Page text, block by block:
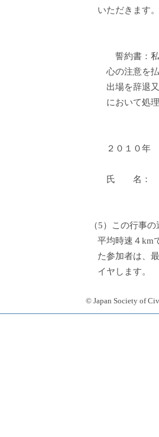
いただきます
誓約書：
心の注意を
出場を辞退
において処
２０１
氏
（5）この行事
平均時速４km
た参加者は、
イヤします。
© Japan Society of